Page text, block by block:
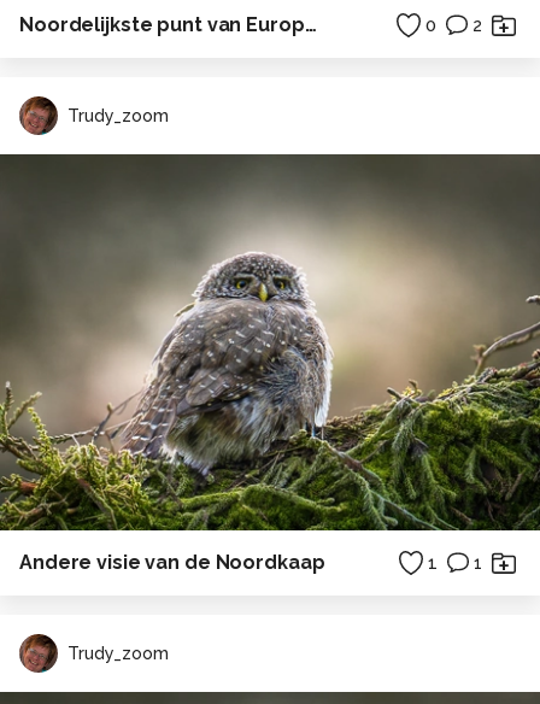
Noordelijkste punt van Europa(op 1 na) 0 2
Trudy_zoom
Andere visie van de Noordkaap 1 1
Trudy_zoom